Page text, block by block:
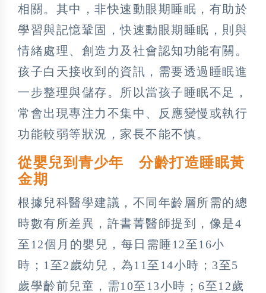
相關。其中，非快速動眼期睡眠，有助於
學習與記憶鞏固，快速動眼期睡眠，則與
情緒處理、創造力及社會認知功能有關。
孩子白天接收到的資訊，需要透過睡眠進
一步整理與儲存。所以當孩子睡眠不足，
常會出現專注力不集中、反應變慢或執行
功能較弱等狀況，家長不能不慎。
從嬰兒到青少年 分齡打造睡眠黃
金期
根據兒科醫學建議，不同年齡層所需的總
時數有所差異，許書菁醫師提到，像是4
至12個月的嬰兒，每日需睡12至16小
時；1至2歲幼兒，為11至14小時；3至5
歲學齡前兒童，需10至13小時；6至12歲